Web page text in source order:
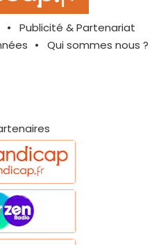
Publicité & Partenariat
Qui sommes nous ?